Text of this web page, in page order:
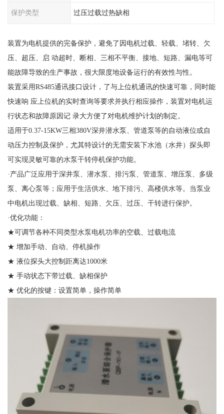
保护类型 过压过载过热缺相
装置为电机提供的完备保护，避免了因电机过载、轻载、堵转、欠
压、超压、启 动超时、断相、三相不平衡、接地、短路、漏电等可
能故障导致的生产事故，很大限度地设备运行的有效性与性。
装置采用RS485通讯接口设计，了与上位机通讯的快速可靠，同时能
快速响 应上位机的实时查询等要求并执行相应操作，装置对电机运
行状态和故障原因记 录大方便了对电机维护计划的制定。
适用于0.37-15KW三相380V深井潜水泵、管道泵等的自动液位或自
动压力控制及保护，尤其特设计的无需安装下水池（水井）探头即
可实现灵敏可靠的水泵干转停机保护功能。
·产品广泛应用于深井泵、潜水泵、排污泵、管道泵、增压泵、多级
泵、离心泵等；应用于生活供水、地下排污、高楼供水等。当泵业
中电机出现过载、缺相、短路、欠压、过压、干转进行保护。
·优化功能：
★可调节各种不同类型水泵电机功率的空载、过载电流
★ 增加手动、自动、停机操作
★ 液位探头大控制距离达1000米
★ 手动状态下带过载、缺相保护
★ 优化的按键：设置简单，操作简单